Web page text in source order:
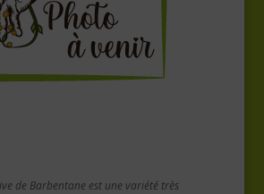
de Barbentane est une variété très